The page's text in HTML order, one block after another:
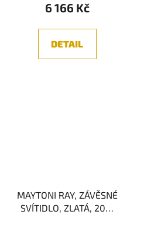
6 166 Kč
DETAIL
MAYTONI RAY, ZÁVĚSNÉ
SVÍTIDLO, ZLATÁ, 20W